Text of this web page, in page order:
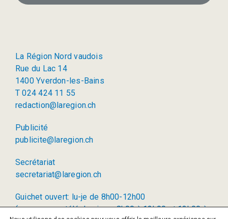
La Région Nord vaudois
Rue du Lac 14
1400 Yverdon-les-Bains
T 024 424 11 55
redaction@laregion.ch
Publicité
publicite@laregion.ch
Secrétariat
secretariat@laregion.ch
Guichet ouvert: lu-je de 8h00-12h00
(permanence téléphonique: 8h00 à 12h00 et 13h00 à